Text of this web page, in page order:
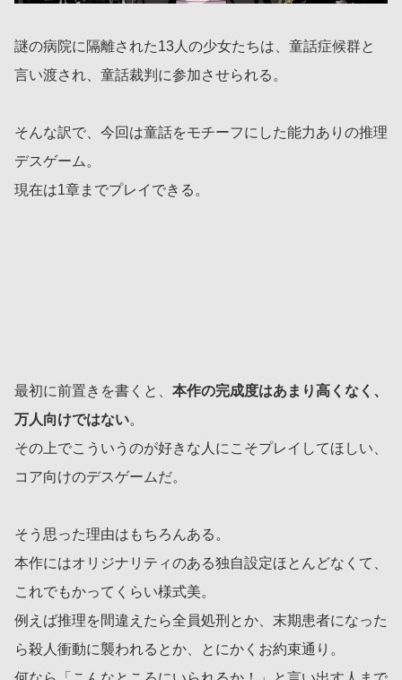
謎の病院に隔離された13人の少女たちは、童話症候群と
言い渡され、童話裁判に参加させられる。
そんな訳で、今回は童話をモチーフにした能力ありの推理
デスゲーム。
現在は1章までプレイできる。
最初に前置きを書くと、 本作の完成度はあまり高くなく、
万人向けではない。
その上でこういうのが好きな人にこそプレイしてほしい、
コア向けのデスゲームだ。
そう思った理由はもちろんある。
本作にはオリジナリティのある独自設定ほとんどなくて、
これでもかってくらい様式美。
例えば推理を間違えたら全員処刑とか、末期患者になった
ら殺人衝動に襲われるとか、とにかくお約束通り。